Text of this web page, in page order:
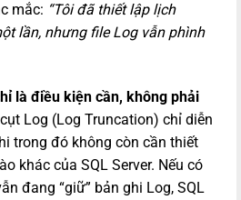
mắc: “Tôi đã thiết lập lịch
lần, nhưng file Log vẫn phình
là điều kiện cần, không phải
Log (Log Truncation) chỉ diễn
trong đó không còn cần thiết
khác của SQL Server. Nếu có
đang “giữ” bản ghi Log, SQL